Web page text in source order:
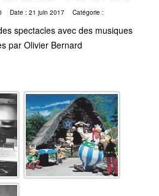
Date : 21 juin 2017 Catégorie :
spectacles avec des musiques
par Olivier Bernard